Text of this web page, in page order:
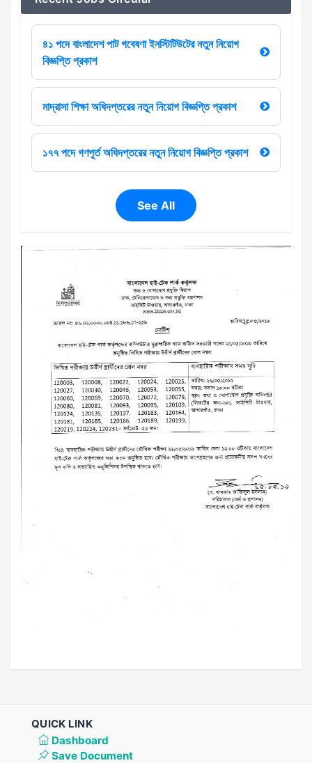
৪১ পদে বাংলাদেশ পাট গবেষণা ইনস্টিটিউটের নতুন নিয়োগ
বিজ্ঞপ্তি প্রকাশ
মাদ্রাসা শিক্ষা অধিদপ্তরের নতুন নিয়োগ বিজ্ঞপ্তি প্রকাশ
১৭৭ পদে গণপূর্ত অধিদপ্তরের নতুন নিয়োগ বিজ্ঞপ্তি প্রকাশ
See All
QUICK LINK
Dashboard
Save Document